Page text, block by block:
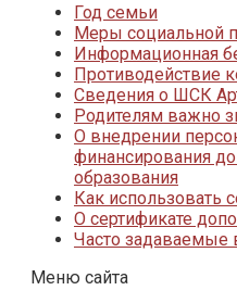
Год семьи
Меры социальной
Информационная
Противодействие
Сведения о ШСК
Родителям важно
О внедрении
финансирования
образования
Как использовать
О сертификате
Часто задаваемые
Меню сайта